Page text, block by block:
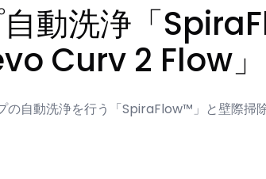
動洗浄「
Curv 2 Flow
自動洗浄を行う「SpiraFlow™」と壁際掃